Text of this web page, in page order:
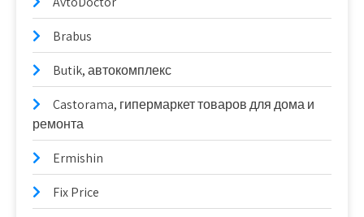
Brabus
Butik, автокомплекс
Castorama, гипермаркет товаров для дома и
ремонта
Ermishin
Fix Price